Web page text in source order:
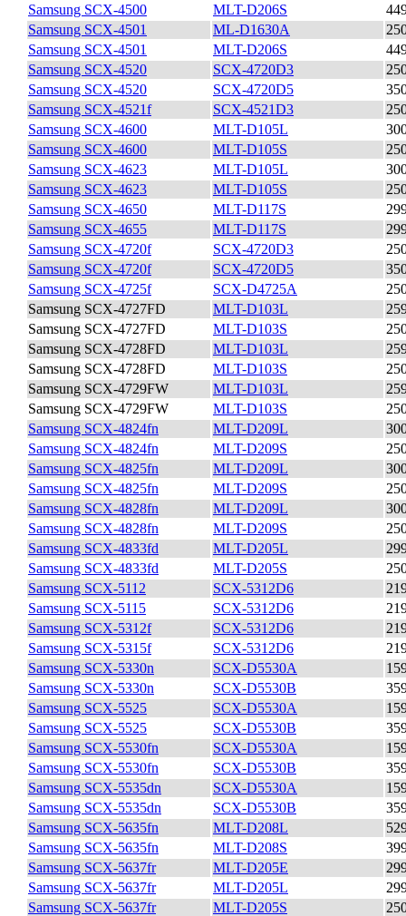
Samsung SCX-4500
MLT-D206S
Samsung SCX-4501
ML-D1630A
Samsung SCX-4501
MLT-D206S
Samsung SCX-4520
SCX-4720D3
Samsung SCX-4520
SCX-4720D5
Samsung SCX-4521f
SCX-4521D3
Samsung SCX-4600
MLT-D105L
Samsung SCX-4600
MLT-D105S
Samsung SCX-4623
MLT-D105L
Samsung SCX-4623
MLT-D105S
Samsung SCX-4650
MLT-D117S
Samsung SCX-4655
MLT-D117S
Samsung SCX-4720f
SCX-4720D3
Samsung SCX-4720f
SCX-4720D5
Samsung SCX-4725f
SCX-D4725A
Samsung SCX-4727FD
MLT-D103L
Samsung SCX-4727FD
MLT-D103S
Samsung SCX-4728FD
MLT-D103L
Samsung SCX-4728FD
MLT-D103S
Samsung SCX-4729FW
MLT-D103L
Samsung SCX-4729FW
MLT-D103S
Samsung SCX-4824fn
MLT-D209L
Samsung SCX-4824fn
MLT-D209S
Samsung SCX-4825fn
MLT-D209L
Samsung SCX-4825fn
MLT-D209S
Samsung SCX-4828fn
MLT-D209L
Samsung SCX-4828fn
MLT-D209S
Samsung SCX-4833fd
MLT-D205L
Samsung SCX-4833fd
MLT-D205S
Samsung SCX-5112
SCX-5312D6
Samsung SCX-5115
SCX-5312D6
Samsung SCX-5312f
SCX-5312D6
Samsung SCX-5315f
SCX-5312D6
Samsung SCX-5330n
SCX-D5530A
Samsung SCX-5330n
SCX-D5530B
Samsung SCX-5525
SCX-D5530A
Samsung SCX-5525
SCX-D5530B
Samsung SCX-5530fn
SCX-D5530A
Samsung SCX-5530fn
SCX-D5530B
Samsung SCX-5535dn
SCX-D5530A
Samsung SCX-5535dn
SCX-D5530B
Samsung SCX-5635fn
MLT-D208L
Samsung SCX-5635fn
MLT-D208S
Samsung SCX-5637fr
MLT-D205E
Samsung SCX-5637fr
MLT-D205L
Samsung SCX-5637fr
MLT-D205S